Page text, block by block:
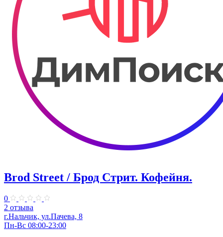
Brod Street / Брод Стрит. Кофейня.
0
2 отзыва
г.Нальчик, ул.Пачева, 8
Пн-Вс 08:00-23:00